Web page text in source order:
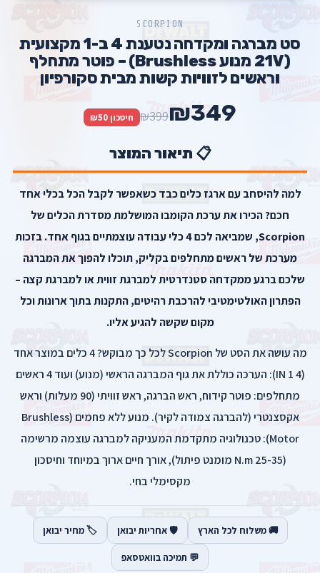
SCORPION
סט מברגה ומקדחה נטענת 4 ב-1 מקצועית
(21V מנוע Brushless) – פוטר מתחלף
וראשים לזוויות קשות מבית סקורפיון
₪349
₪399 חיסכון ₪50
📋 תיאור המוצר
למה להיסחב עם ארגז כלים כבד כשאפשר לקבל הכל בכלי אחד
חכם? הכירו את ערכת הקומבו המושלמת מסדרת הכלים של
Scorpion, שמביאה לכם 4 כלי עבודה עוצמתיים בגוף אחד. בזכות
מערכת של ראשים מתחלפים בקליק, תוכלו להפוך את המברגה
שלכם ברגע ממקדחה סטנדרטית למברגת זווית או למברגת קצה –
הפתרון האולטימטיבי להרכבת רהיטים, התקנות בתוך ארונות וכל
מקום שקשה להגיע אליו.
מה עושה את הסט של Scorpion לכל כך מבוקש? 4 כלים במוצר אחד
(4 IN 1): הערכה כוללת את גוף המברגה הראשי (מנוע) ועוד 4 ראשים
מתחלפים: פוטר קידוח, ראש הברגה, ראש זוויתי (90 מעלות) וראש
אקסצנטרי (להברגה צמודה לקיר). מנוע ללא פחמים (Brushless
Motor): טכנולוגיה מתקדמת המעניקה למברגה עוצמה מרשימה
(25-35 N.m מומנט פיתול), אורך חיים ארוך במיוחד וחיסכון
מקסימלי בחי.
🚚 משלוח לכל הארץ 🛡️ אחריות יבואן 🏷️ מחיר יבואן
💬 תמיכה בוואטסאפ